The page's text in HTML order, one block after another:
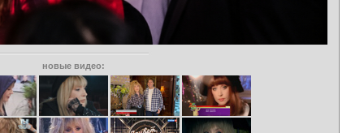
новые видео: